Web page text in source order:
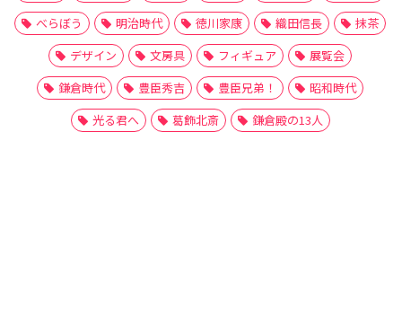
べらぼう
明治時代 徳川家康 織田信長
抹茶
デザイン
文房具 フィギュア
展覧会
鎌倉時代
豊臣秀吉 豊臣兄弟！
昭和時代
光る君へ
葛飾北斎 鎌倉殿の13人